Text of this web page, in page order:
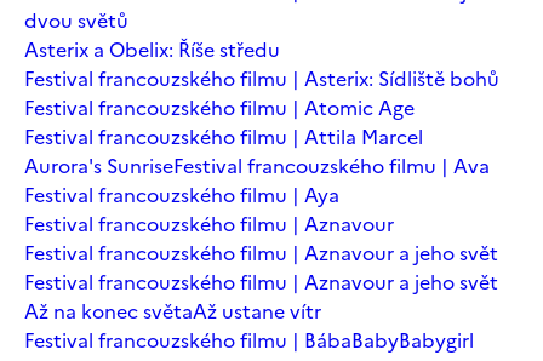
dvou světů
Asterix a Obelix: Říše středu
Festival francouzského filmu | Asterix: Sídliště bohů
Festival francouzského filmu | Atomic Age
Festival francouzského filmu | Attila Marcel
Aurora's SunriseFestival francouzského filmu | Ava
Festival francouzského filmu | Aya
Festival francouzského filmu | Aznavour
Festival francouzského filmu | Aznavour a jeho svět
Festival francouzského filmu | Aznavour a jeho svět
Až na konec světaAž ustane vítr
Festival francouzského filmu | BábaBabyBabygirl